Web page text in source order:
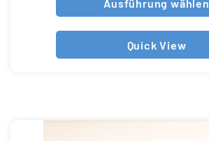
Ausführung wählen
Quick View